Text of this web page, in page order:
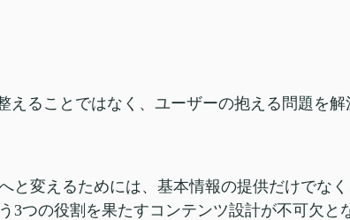
えることではなく、ユーザーの抱える問題を
と変えるためには、基本情報の提供だけでな
つの役割を果たすコンテンツ設計が不可欠と